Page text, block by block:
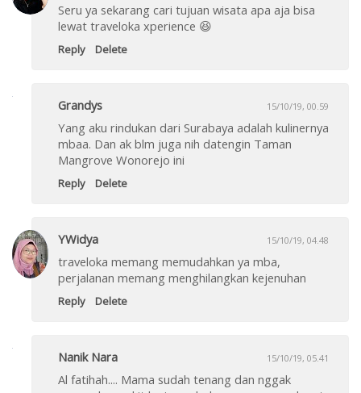
Seru ya sekarang cari tujuan wisata apa aja bisa
lewat traveloka xperience 😆
Reply Delete
Grandys 15/10/19, 00.59
Yang aku rindukan dari Surabaya adalah kulinernya
mbaa. Dan ak blm juga nih datengin Taman
Mangrove Wonorejo ini
Reply Delete
YWidya 15/10/19, 04.48
traveloka memang memudahkan ya mba,
perjalanan memang menghilangkan kejenuhan
Reply Delete
Nanik Nara 15/10/19, 05.41
Al fatihah.... Mama sudah tenang dan nggak